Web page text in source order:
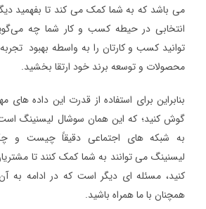
می باشد که به شما کمک می کند تا بفهمید
انتخابی در حیطه کسب و کار شما چه
توانید کسب و کارتان را به واسطه بهبود
محصولات و توسعه برند خود ارتقا بخشید.
بنابراین برای استفاده از قدرت این داده های
گوش کنید؛ که این همان سوشال لیسنینگ
به شبکه های اجتماعی دقیقاً چیست و
لیسنینگ می توانند به شما کمک کنند تا
کنید، مسئله ای دیگر است که در ادامه به
همچنان با ما همراه باشید.